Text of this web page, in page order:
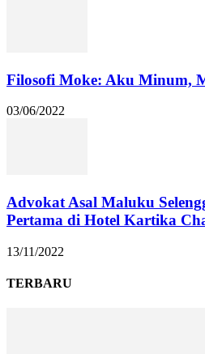
Filosofi Moke: Aku Minum,
03/06/2022
Advokat Asal Maluku
Pertama di Hotel Kartika
13/11/2022
TERBARU